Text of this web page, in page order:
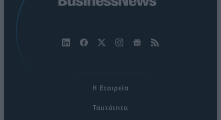
Η Εταιρεία
Ταυτότητα